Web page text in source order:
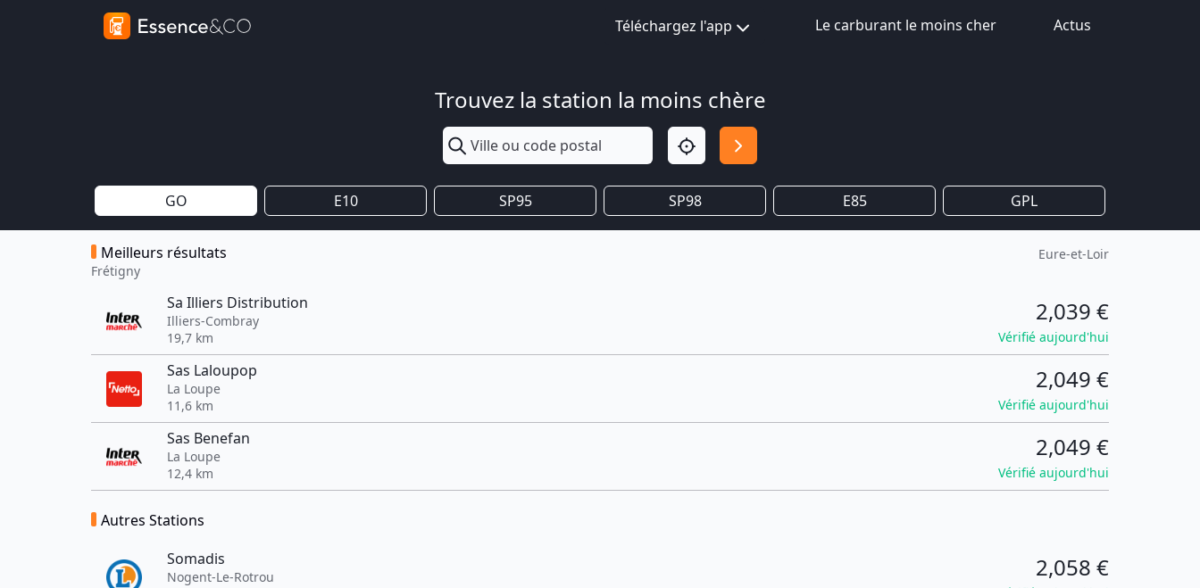
Téléchargez l'app Le carburant le moins cher Actus
Trouvez la station la moins chère
GO E10 SP95 SP98 E85 GPL
Meilleurs résultats
Frétigny
Eure-et-Loir
Sa Illiers Distribution
Illiers-Combray
19,7 km
2,039 €
Vérifié aujourd'hui
Sas Laloupop
La Loupe
11,6 km
2,049 €
Vérifié aujourd'hui
Sas Benefan
La Loupe
12,4 km
2,049 €
Vérifié aujourd'hui
Autres Stations
Somadis
Nogent-Le-Rotrou
2,058 €